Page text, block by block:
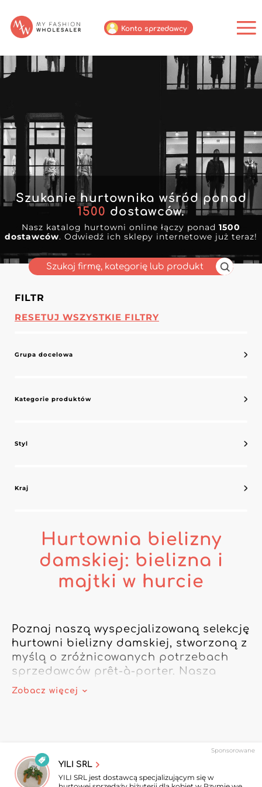
Konto sprzedawcy
Szukanie hurtownika wśród ponad
1500 dostawców.
Nasz katalog hurtowni online łączy ponad 1500
dostawców. Odwiedź ich sklepy internetowe już teraz!
FILTR
RESETUJ WSZYSTKIE FILTRY
Grupa docelowa
Kategorie produktów
Styl
Kraj
Hurtownia bielizny
damskiej: bielizna i
majtki w hurcie
Poznaj naszą wyspecjalizowaną selekcję
hurtowni bielizny damskiej, stworzoną z
myślą o zróżnicowanych potrzebach
sprzedawców prêt-à-porter. Nasza
dedykowana kategoria nie ogranicza
się do podstaw: obejmuje wszystko —
shortów damskich, bokserek damskich i
biustonoszy.
Zobacz więcej
Sponsorowane
YILI SRL
YILI SRL jest dostawcą specjalizującym się w